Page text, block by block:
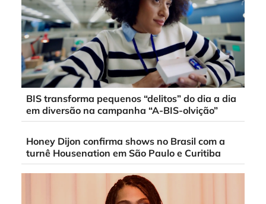
BIS transforma pequenos “delitos” do dia a dia
em diversão na campanha “A-BIS-olvição”
Honey Dijon confirma shows no Brasil com a
turnê Housenation em São Paulo e Curitiba